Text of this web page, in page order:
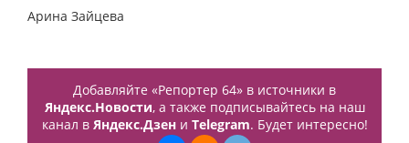
Арина Зайцева
Добавляйте «Репортер 64» в источники в
Яндекс.Новости, а также подписывайтесь на наш
канал в Яндекс.Дзени Telegram. Будет интересно!